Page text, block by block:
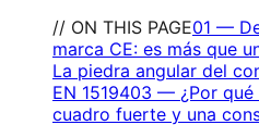
// ON THIS PAGE01 —
marca CE: es más que
La piedra angular del
EN 1519403 — ¿Por
cuadro fuerte y una